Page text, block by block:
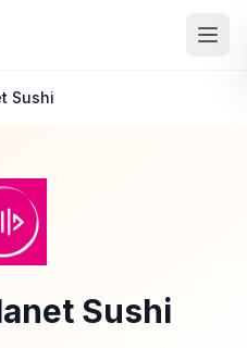
Sushi
Sushi